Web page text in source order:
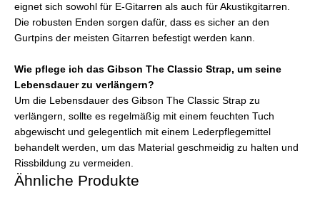
eignet sich sowohl für E-Gitarren als auch für Akustikgitarren.
Die robusten Enden sorgen dafür, dass es sicher an den
Gurtpins der meisten Gitarren befestigt werden kann.
Wie pflege ich das Gibson The Classic Strap, um seine
Lebensdauer zu verlängern?
Um die Lebensdauer des Gibson The Classic Strap zu
verlängern, sollte es regelmäßig mit einem feuchten Tuch
abgewischt und gelegentlich mit einem Lederpflegemittel
behandelt werden, um das Material geschmeidig zu halten und
Rissbildung zu vermeiden.
Ähnliche Produkte